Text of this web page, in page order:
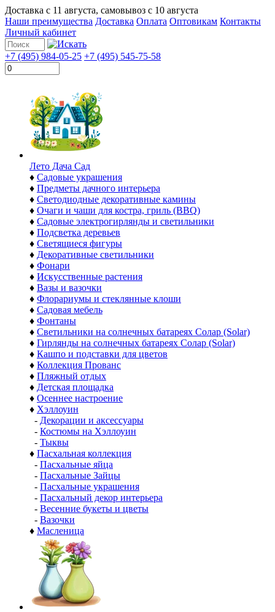
Доставка с 11 августа, самовывоз с 10 августа
Наши преимущества Доставка Оплата Оптовикам Контакты
Личный кабинет
+7 (495) 984-05-25 +7 (495) 545-75-58
Лето Дача Сад
♦ Садовые украшения
♦ Предметы дачного интерьера
♦ Светодиодные декоративные камины
♦ Очаги и чаши для костра, гриль (BBQ)
♦ Садовые электрогирлянды и светильники
♦ Подсветка деревьев
♦ Светящиеся фигуры
♦ Декоративные светильники
♦ Фонари
♦ Искусственные растения
♦ Вазы и вазочки
♦ Флорариумы и стеклянные клоши
♦ Садовая мебель
♦ Фонтаны
♦ Светильники на солнечных батареях Солар (Solar)
♦ Гирлянды на солнечных батареях Солар (Solar)
♦ Кашпо и подставки для цветов
♦ Коллекция Прованс
♦ Пляжный отдых
♦ Детская площадка
♦ Осеннее настроение
♦ Хэллоуин
- Декорации и аксессуары
- Костюмы на Хэллоуин
- Тыквы
♦ Пасхальная коллекция
- Пасхальные яйца
- Пасхальные Зайцы
- Пасхальные украшения
- Пасхальный декор интерьера
- Весенние букеты и цветы
- Вазочки
♦ Масленица